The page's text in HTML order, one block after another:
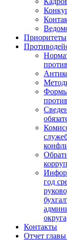
Приоритеты
Формы
год
округа
Контакты
Отчет